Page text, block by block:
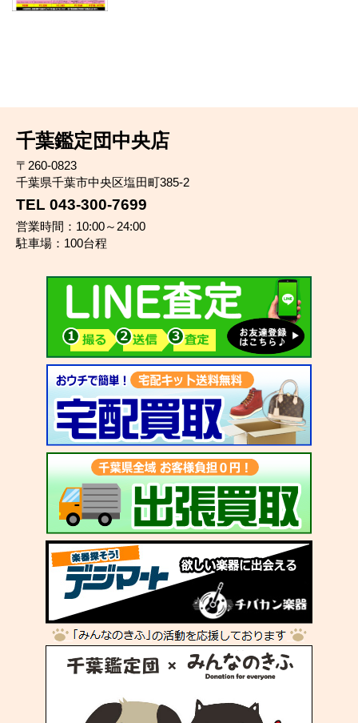
千葉鑑定団中央店
〒260-0823
千葉県千葉市中央区塩田町385-2
TEL 043-300-7699
営業時間：10:00～24:00
駐車場：100台程